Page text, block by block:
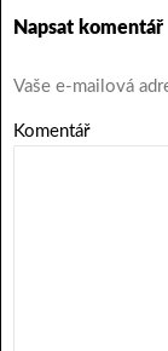
Napsat komentář
Vaše e-mailová
Komentář